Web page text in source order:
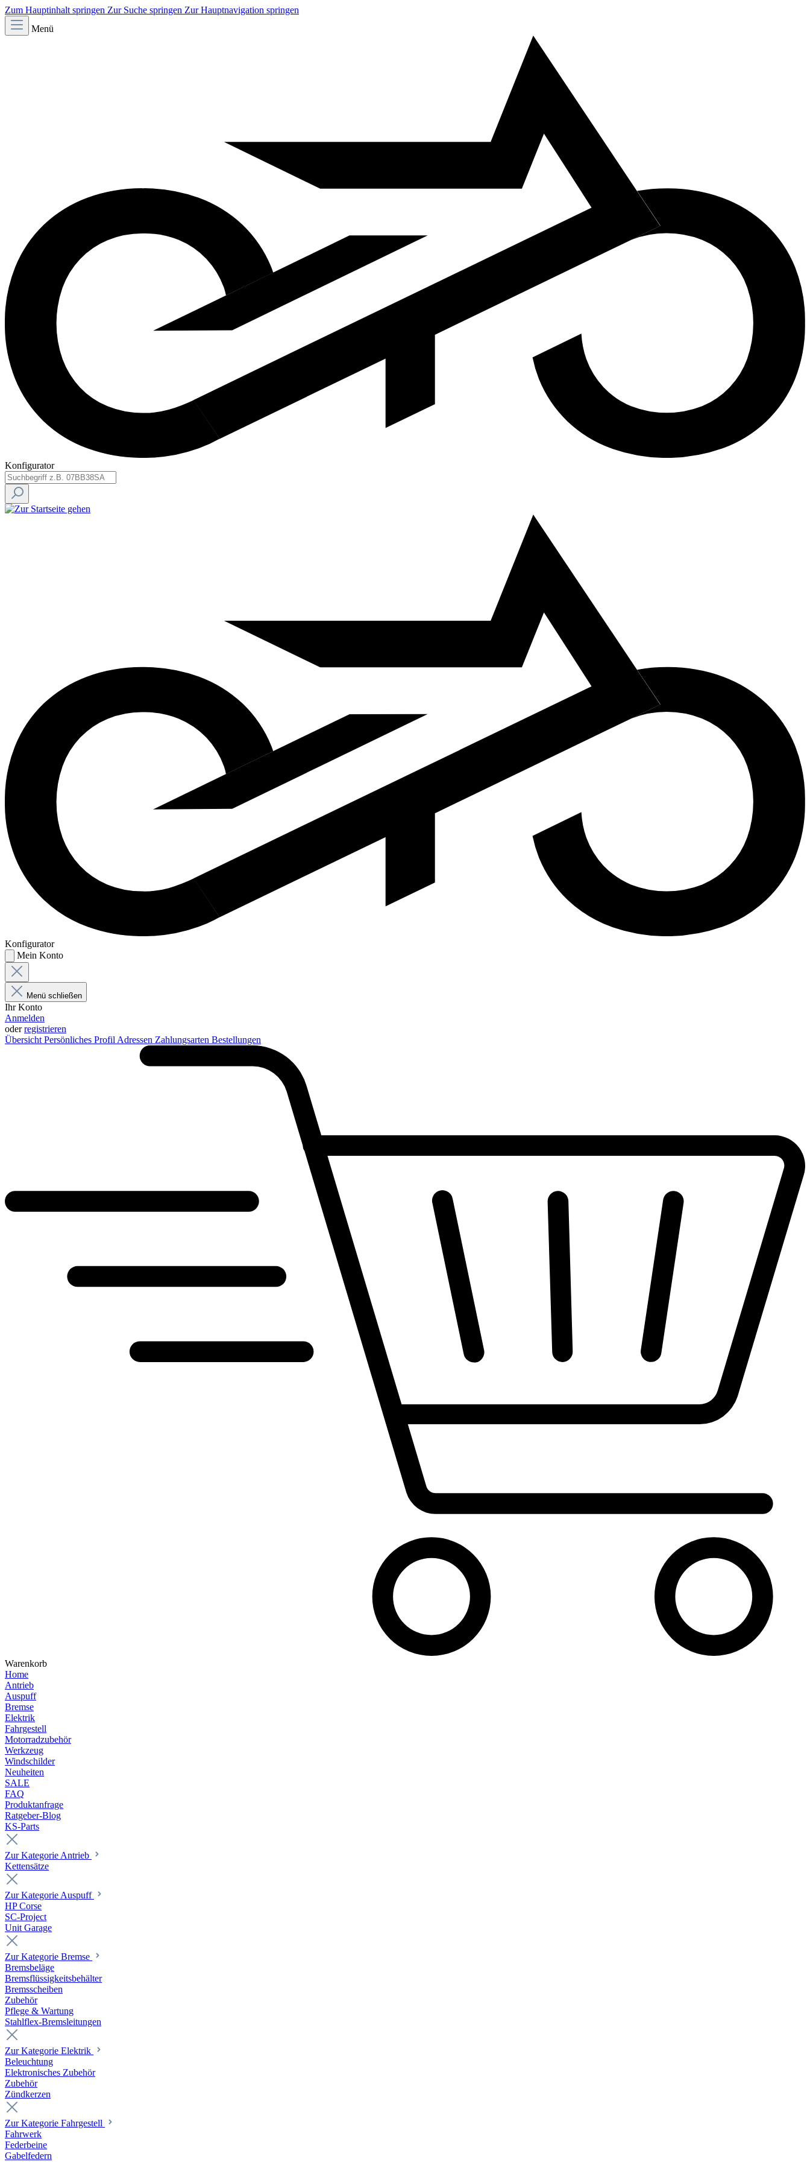
Zum Hauptinhalt springen Zur Suche springen Zur Hauptnavigation springen
Menü
Konfigurator
Konfigurator
Mein Konto
Menü schließen
Ihr Konto
Anmelden
oderregistrieren
Übersicht Persönliches Profil Adressen Zahlungsarten Bestellungen
Warenkorb
Home
Antrieb
Auspuff
Bremse
Elektrik
Fahrgestell
Motorradzubehör
Werkzeug
Windschilder
Neuheiten
SALE
FAQ
Produktanfrage
Ratgeber-Blog
KS-Parts
Zur Kategorie Antrieb
Kettensätze
Zur Kategorie Auspuff
HP Corse
SC-Project
Unit Garage
Zur Kategorie Bremse
Bremsbeläge
Bremsflüssigkeitsbehälter
Bremsscheiben
Zubehör
Pflege & Wartung
Stahlflex-Bremsleitungen
Zur Kategorie Elektrik
Beleuchtung
Elektronisches Zubehör
Zubehör
Zündkerzen
Zur Kategorie Fahrgestell
Fahrwerk
Federbeine
Gabelfedern